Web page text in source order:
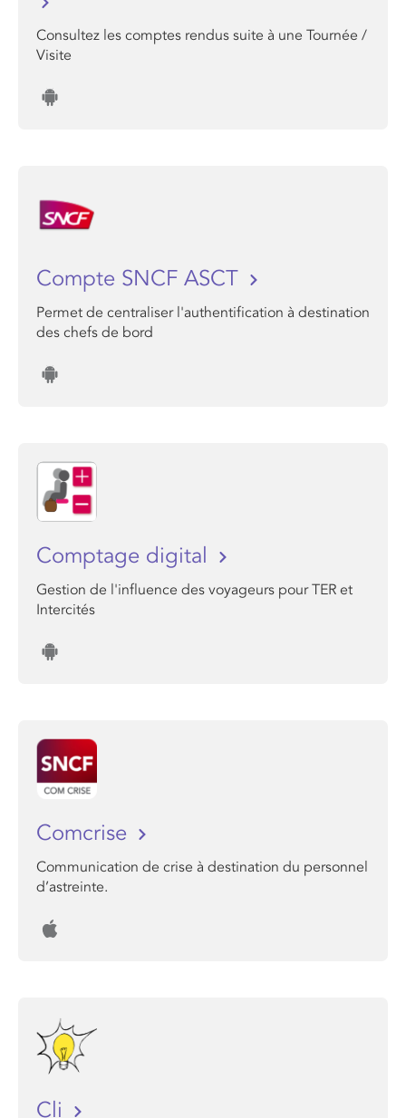
Consultez les comptes rendus suite à une Tournée /
Visite
Compte SNCF ASCT
Permet de centraliser l'authentification à destination
des chefs de bord
Comptage digital
Gestion de l'influence des voyageurs pour TER et
Intercités
Comcrise
Communication de crise à destination du personnel
d’astreinte.
Cli